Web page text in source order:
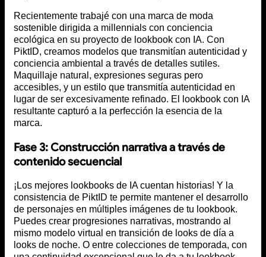
Recientemente trabajé con una marca de moda
sostenible dirigida a millennials con conciencia
ecológica en su proyecto de lookbook con IA. Con
PiktID, creamos modelos que transmitían autenticidad y
conciencia ambiental a través de detalles sutiles.
Maquillaje natural, expresiones seguras pero
accesibles, y un estilo que transmitía autenticidad en
lugar de ser excesivamente refinado. El lookbook con IA
resultante capturó a la perfección la esencia de la
marca.
Fase 3: Construcción narrativa a través de
contenido secuencial
¡Los mejores lookbooks de IA cuentan historias! Y la
consistencia de PiktID te permite mantener el desarrollo
de personajes en múltiples imágenes de tu lookbook.
Puedes crear progresiones narrativas, mostrando al
mismo modelo virtual en transición de looks de día a
looks de noche. O entre colecciones de temporada, con